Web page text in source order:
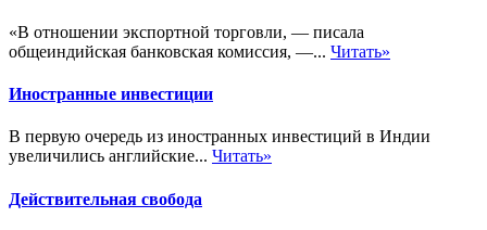
«В отношении экспортной торговли, — писала
общеиндийская банковская комиссия, —... Читать»
Иностранные инвестиции
В первую очередь из иностранных инвестиций в Индии
увеличились английские... Читать»
Действительная свобода